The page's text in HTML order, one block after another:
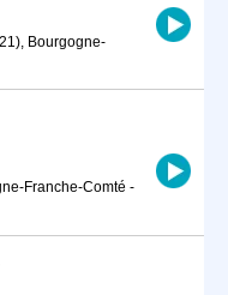
Bourgogne-
Franche-Comté -